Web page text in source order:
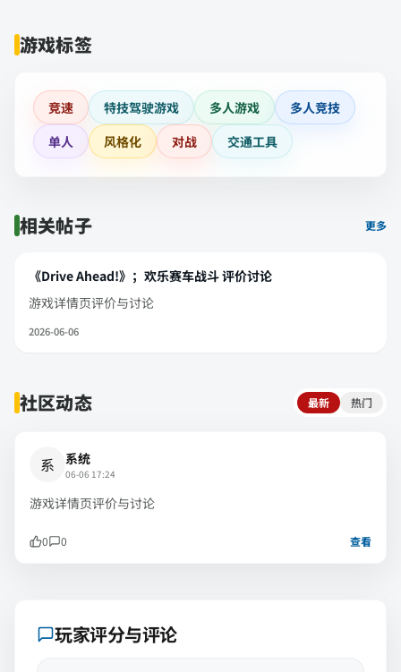
游戏标签
竞速 特技驾驶游戏 多人游戏
多人竞技
单人
风格化 对战 交通工具
相关帖子 更多
《Drive Ahead!》；欢乐赛车战斗 评价讨论
游戏详情页评价与讨论
2026-06-06
社区动态 最新 热门
系 系统
06-06 17:24
游戏详情页评价与讨论
0 0 查看
玩家评分与评论